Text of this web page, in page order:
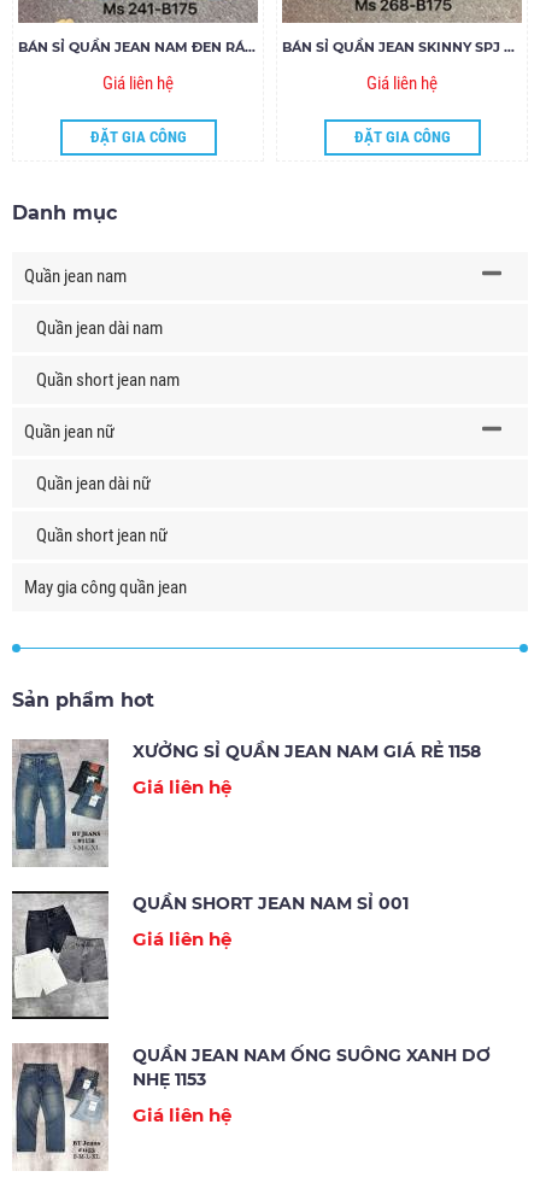
BÁN SỈ QUẦN JEAN NAM ĐEN RÁCH MS241-H175
Giá liên hệ
ĐẶT GIA CÔNG
BÁN SỈ QUẦN JEAN SKINNY SPJ MS268-S175
Giá liên hệ
ĐẶT GIA CÔNG
Danh mục
Quần jean nam
Quần jean dài nam
Quần short jean nam
Quần jean nữ
Quần jean dài nữ
Quần short jean nữ
May gia công quần jean
Sản phẩm hot
XƯỞNG SỈ QUẦN JEAN NAM GIÁ RẺ 1158
Giá liên hệ
QUẦN SHORT JEAN NAM SỈ 001
Giá liên hệ
QUẦN JEAN NAM ỐNG SUÔNG XANH DƠ
NHẸ 1153
Giá liên hệ